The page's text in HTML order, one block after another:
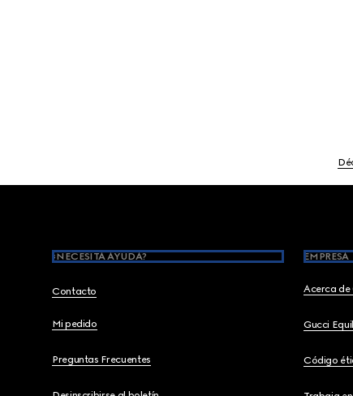
¿NECESITA AYUDA?
Contacto
Mi pedido
Preguntas Frecuentes
EMPRESA
Acerca de
Gucci
Código